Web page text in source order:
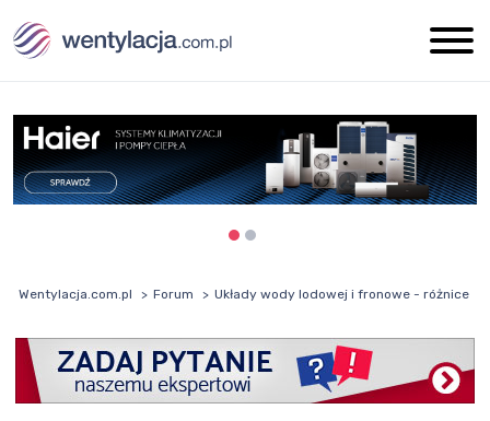
Wentylacja.com.pl Forum Układy wody lodowej i fronowe - różnice